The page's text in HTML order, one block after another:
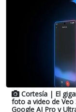
Cortesía | El
foto a video de Veo
Google AI Pro y